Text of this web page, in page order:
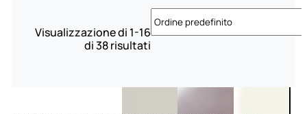
Visualizzazione di 1-16
di 38 risultati